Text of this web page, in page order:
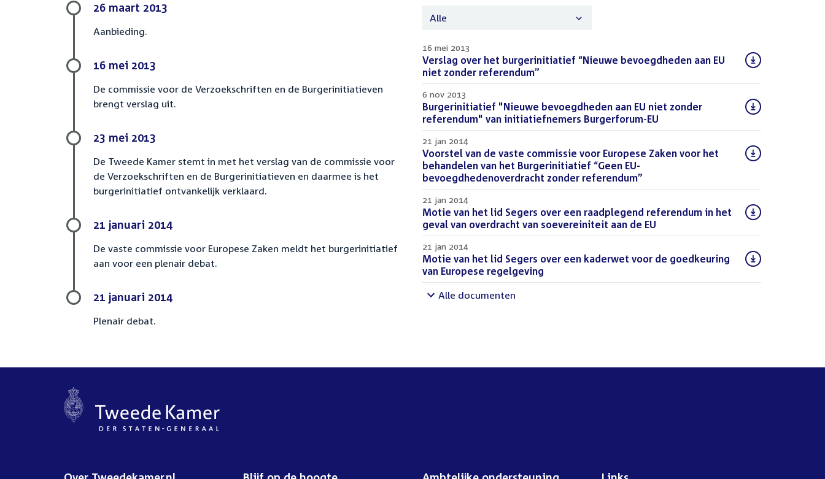
26 maart 2013
Aanbieding.
16 mei 2013
De commissie voor de Verzoekschriften en de Burgerinitiatieven
brengt verslag uit.
23 mei 2013
De Tweede Kamer stemt in met het verslag van de commissie voor
de Verzoekschriften en de Burgerinitiatieven en daarmee is het
burgerinitiatief ontvankelijk verklaard.
21 januari 2014
De vaste commissie voor Europese Zaken meldt het burgerinitiatief
aan voor een plenair debat.
21 januari 2014
Plenair debat.
Alle
16 mei 2013
Download
bestand:
Verslag over het burgerinitiatief “Nieuwe bevoegdheden aan EU
niet zonder referendum”
6 nov 2013
Download
bestand:
Burgerinitiatief "Nieuwe bevoegdheden aan EU niet zonder
referendum" van initiatiefnemers Burgerforum-EU
21 jan 2014
Download
bestand:
Voorstel van de vaste commissie voor Europese Zaken voor het
behandelen van het Burgerinitiatief “Geen EU-
bevoegdhedenoverdracht zonder referendum”
21 jan 2014
Download
bestand:
Motie van het lid Segers over een raadplegend referendum in het
geval van overdracht van soevereiniteit aan de EU
21 jan 2014
Download
bestand:
Motie van het lid Segers over een kaderwet voor de goedkeuring
van Europese regelgeving
Alle documenten